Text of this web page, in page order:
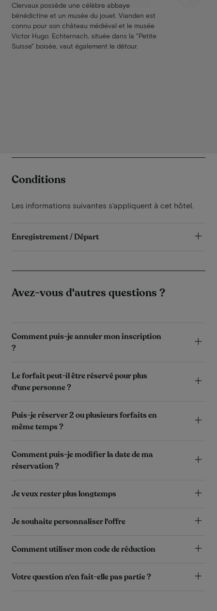
Clervaux possède une célèbre abbaye
bénédictine et un musée du jouet. Vianden est
connu pour son château médiéval et le musée
Victor Hugo. Echternach, située dans la "Petite
Suisse" boisée, vaut également le détour.
Conditions
Les informations suivantes s'appliquent à cet hôtel.
Enregistrement / Départ
Avez-vous d'autres questions ?
Comment puis-je annuler mon inscription
?
Le forfait peut-il être réservé pour plus
d'une personne ?
Puis-je réserver 2 ou plusieurs forfaits en
même temps ?
Comment puis-je modifier la date de ma
réservation ?
Je veux rester plus longtemps
Je souhaite personnaliser l'offre
Comment utiliser mon code de réduction
Votre question n'en fait-elle pas partie ?